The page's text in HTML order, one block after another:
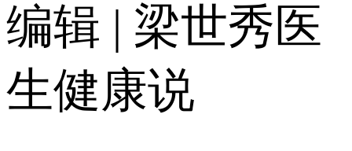
编辑 | 梁世秀医
生健康说